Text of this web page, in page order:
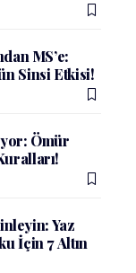
MS’e:
Sinsi Etkisi!
Ömür
Yaz
İçin 7 Altın